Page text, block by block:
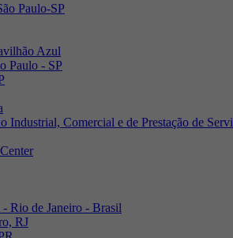
Paulo-SP
Azul
Paulo - SP
Industrial, Comercial e de Prestação de
Rio de Janeiro - Brasil
RJ